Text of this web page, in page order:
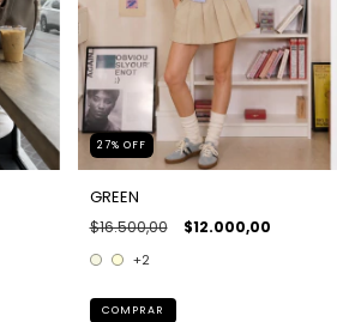
27% OFF
GREEN
$16.500,00 $12.000,00
+2
COMPRAR